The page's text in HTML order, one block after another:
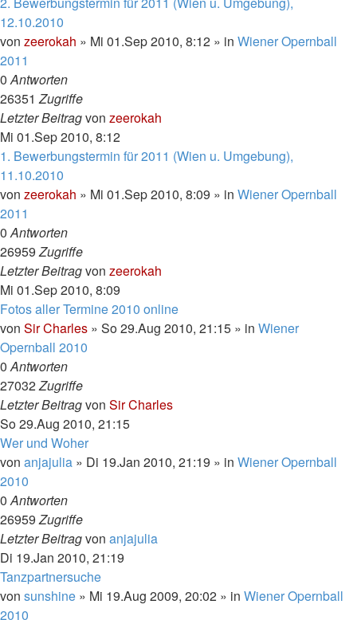
12.10.2010
von zeerokah » Mi 01.Sep 2010, 8:12 » in Wiener Opernball
2011
0Antworten
26351Zugriffe
Letzter Beitragvon zeerokah
Mi 01.Sep 2010, 8:12
1. Bewerbungstermin für 2011 (Wien u. Umgebung),
11.10.2010
von zeerokah » Mi 01.Sep 2010, 8:09 » in Wiener Opernball
2011
0Antworten
26959Zugriffe
Letzter Beitragvon zeerokah
Mi 01.Sep 2010, 8:09
Fotos aller Termine 2010 online
von Sir Charles » So 29.Aug 2010, 21:15 » in Wiener
Opernball 2010
0Antworten
27032Zugriffe
Letzter Beitragvon Sir Charles
So 29.Aug 2010, 21:15
Wer und Woher
von anjajulia » Di 19.Jan 2010, 21:19 » in Wiener Opernball
2010
0Antworten
26959Zugriffe
Letzter Beitragvon anjajulia
Di 19.Jan 2010, 21:19
Tanzpartnersuche
von sunshine » Mi 19.Aug 2009, 20:02 » in Wiener Opernball
2010